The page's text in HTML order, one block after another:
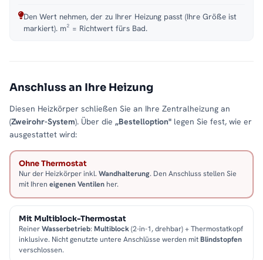
Den Wert nehmen, der zu Ihrer Heizung passt (Ihre Größe ist
markiert). m² = Richtwert fürs Bad.
Anschluss an Ihre Heizung
Diesen Heizkörper schließen Sie an Ihre Zentralheizung an
(Zweirohr-System). Über die „Bestelloption" legen Sie fest, wie er
ausgestattet wird:
Ohne Thermostat
Nur der Heizkörper inkl. Wandhalterung. Den Anschluss stellen Sie
mit Ihren eigenen Ventilen her.
Mit Multiblock-Thermostat
ReinerWasserbetrieb: Multiblock(2-in-1, drehbar) + Thermostatkopf
inklusive. Nicht genutzte untere Anschlüsse werden mitBlindstopfen
verschlossen.